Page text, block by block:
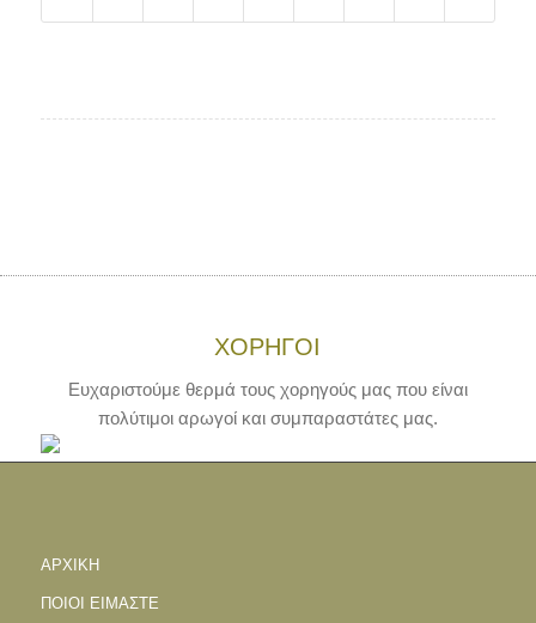
ΧΟΡΗΓΟΙ
Ευχαριστούμε θερμά τους χορηγούς μας που είναι
πολύτιμοι αρωγοί και συμπαραστάτες μας.
ΑΡΧΙΚΗ
ΠΟΙΟΙ ΕΙΜΑΣΤΕ